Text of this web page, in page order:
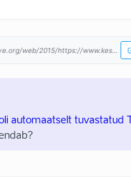
automaatselt tuvastatud